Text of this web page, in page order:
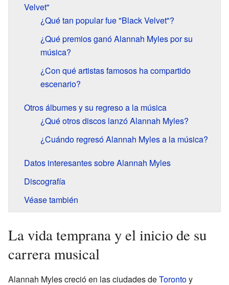
Velvet"
¿Qué tan popular fue "Black Velvet"?
¿Qué premios ganó Alannah Myles por su
música?
¿Con qué artistas famosos ha compartido
escenario?
Otros álbumes y su regreso a la música
¿Qué otros discos lanzó Alannah Myles?
¿Cuándo regresó Alannah Myles a la música?
Datos interesantes sobre Alannah Myles
Discografía
Véase también
La vida temprana y el inicio de su
carrera musical
Alannah Myles creció en las ciudades deTorontoy